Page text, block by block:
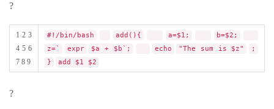
?
1 2 3
4 5 6
7 8 9
#!/bin/bash add(){ a=$1;
b=$2;
z=`
expr $a + $b`; echo "The sum is $z"
;
}
add $1 $2
?